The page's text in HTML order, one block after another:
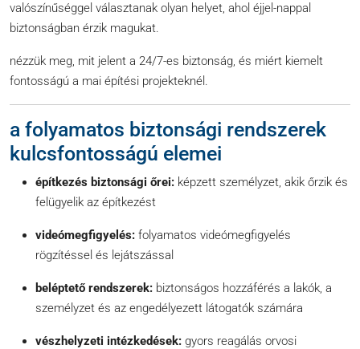
valószínűséggel választanak olyan helyet, ahol éjjel-nappal
biztonságban érzik magukat.
nézzük meg, mit jelent a 24/7-es biztonság, és miért kiemelt
fontosságú a mai építési projekteknél.
a folyamatos biztonsági rendszerek
kulcsfontosságú elemei
építkezés biztonsági őrei: képzett személyzet, akik őrzik és
felügyelik az építkezést
videómegfigyelés: folyamatos videómegfigyelés
rögzítéssel és lejátszással
beléptető rendszerek: biztonságos hozzáférés a lakók, a
személyzet és az engedélyezett látogatók számára
vészhelyzeti intézkedések: gyors reagálás orvosi